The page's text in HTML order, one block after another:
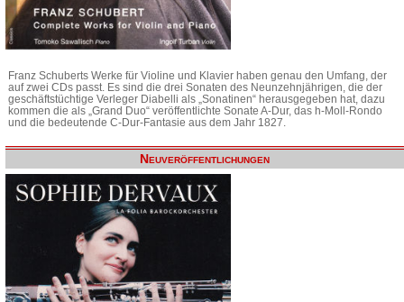
Franz Schuberts Werke für Violine und Klavier haben genau den Umfang, der
auf zwei CDs passt. Es sind die drei Sonaten des Neunzehnjährigen, die der
geschäftstüchtige Verleger Diabelli als „Sonatinen“ herausgegeben hat, dazu
kommen die als „Grand Duo“ veröffentlichte Sonate A-Dur, das h-Moll-Rondo
und die bedeutende C-Dur-Fantasie aus dem Jahr 1827.
Neuveröffentlichungen